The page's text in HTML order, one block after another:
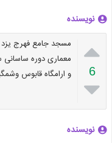
نویسنده

6

مسجد جامع فهرج
معماری دوره ساسانی
و ارامگاه قابوس
نویسنده